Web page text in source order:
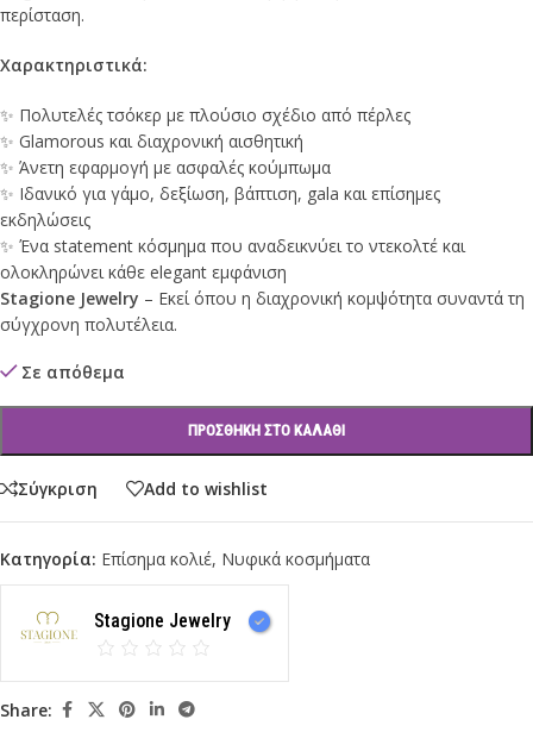
περίσταση.
Χαρακτηριστικά:
✨ Πολυτελές τσόκερ με πλούσιο σχέδιο από πέρλες
✨ Glamorous και διαχρονική αισθητική
✨ Άνετη εφαρμογή με ασφαλές κούμπωμα
✨ Ιδανικό για γάμο, δεξίωση, βάπτιση, gala και επίσημες
εκδηλώσεις
✨ Ένα statement κόσμημα που αναδεικνύει το ντεκολτέ και
ολοκληρώνει κάθε elegant εμφάνιση
Stagione Jewelry – Εκεί όπου η διαχρονική κομψότητα συναντά τη
σύγχρονη πολυτέλεια.
Σε απόθεμα
ΠΡΟΣΘΉΚΗ ΣΤΟ ΚΑΛΆΘΙ
Σύγκριση Add to wishlist
Κατηγορία: Επίσημα κολιέ, Νυφικά κοσμήματα
Stagione Jewelry
Share: